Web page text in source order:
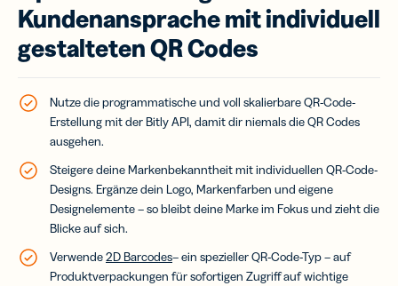
Kundenansprache mit individuell
gestalteten QR Codes
Nutze die programmatische und voll skalierbare QR-Code-
Erstellung mit der Bitly API, damit dir niemals die QR Codes
ausgehen.
Steigere deine Markenbekanntheit mit individuellen QR-Code-
Designs. Ergänze dein Logo, Markenfarben und eigene
Designelemente – so bleibt deine Marke im Fokus und zieht die
Blicke auf sich.
Verwende2D Barcodes– ein spezieller QR-Code-Typ – auf
Produktverpackungen für sofortigen Zugriff auf wichtige